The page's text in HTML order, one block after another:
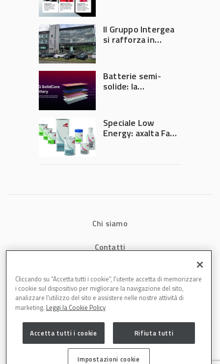
tempi e costi in
carrozzeria
Il Gruppo Intergea
si rafforza in
Batterie semi-
solide: la
accelerare la
rivoluzione
dell’auto elettrica
Speciale Low
Energy: axalta Fast
riduce consumi
produttività in
Chi siamo
Contatti
Cookies
Cliccando su “Accetta tutti i cookie”, l'utente accetta di memorizzare
i cookie sul dispositivo per migliorare la navigazione del sito,
analizzare l'utilizzo del sito e assistere nelle nostre attività di
marketing. Leggi la Cookie Policy
Accetta tutti i cookie Rifiuta tutti
Impostazioni cookie